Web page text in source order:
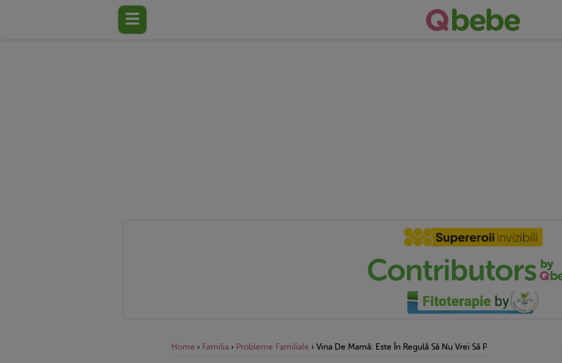
Home › Familia › Probleme Familiale › Vina De Mamă: Este În Regulă Să Nu Vrei Să Participi La Un